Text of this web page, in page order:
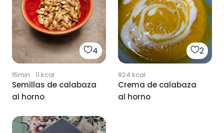
4
15min · 11 kcal
Semillas de calabaza
al horno
2
924 kcal
Crema de calabaza
al horno